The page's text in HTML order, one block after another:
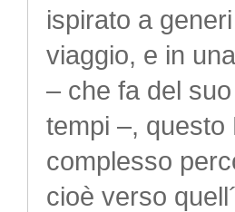
ispirato a
viaggio, e in
– che fa del
tempi –,
complesso
cioè verso